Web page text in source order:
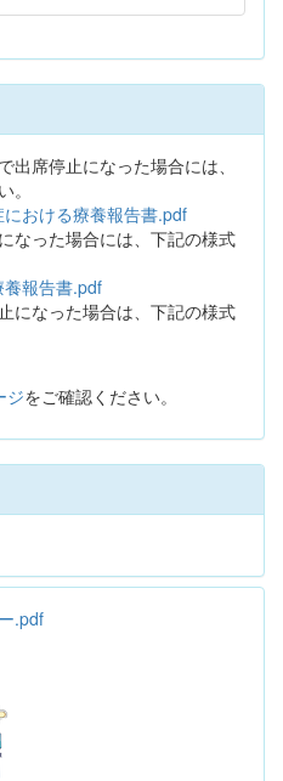
出席停止になった場合には、
おける療養報告書.pdf
なった場合には、下記の様式
報告書.pdf
になった場合は、下記の様式
ジをご確認ください。
.pdf